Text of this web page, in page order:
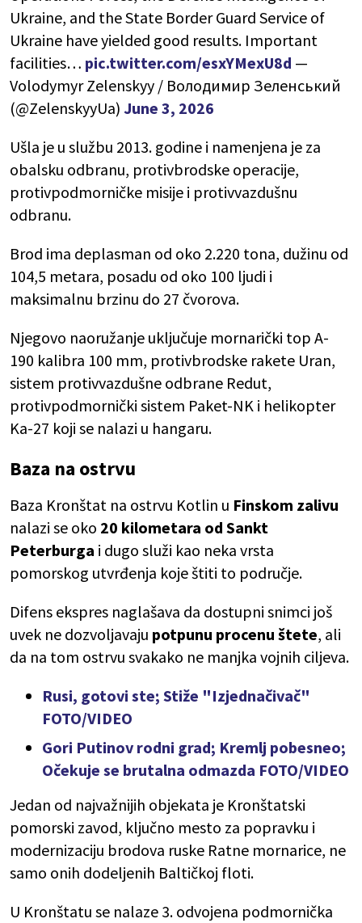
Ukraine, and the State Border Guard Service of
Ukraine have yielded good results. Important
facilities… pic.twitter.com/esxYMexU8d —
Volodymyr Zelenskyy / Володимир Зеленський
(@ZelenskyyUa) June 3, 2026
Ušla je u službu 2013. godine i namenjena je za
obalsku odbranu, protivbrodske operacije,
protivpodmorničke misije i protivvazdušnu
odbranu.
Brod ima deplasman od oko 2.220 tona, dužinu od
104,5 metara, posadu od oko 100 ljudi i
maksimalnu brzinu do 27 čvorova.
Njegovo naoružanje uključuje mornarički top A-
190 kalibra 100 mm, protivbrodske rakete Uran,
sistem protivvazdušne odbrane Redut,
protivpodmornički sistem Paket-NK i helikopter
Ka-27 koji se nalazi u hangaru.
Baza na ostrvu
Baza Kronštat na ostrvu Kotlin u Finskom zalivu
nalazi se oko 20 kilometara od Sankt
Peterburga i dugo služi kao neka vrsta
pomorskog utvrđenja koje štiti to područje.
Difens ekspres naglašava da dostupni snimci još
uvek ne dozvoljavaju potpunu procenu štete, ali
da na tom ostrvu svakako ne manjka vojnih ciljeva.
Rusi, gotovi ste; Stiže "Izjednačivač"
FOTO/VIDEO
Gori Putinov rodni grad; Kremlj pobesneo;
Očekuje se brutalna odmazda FOTO/VIDEO
Jedan od najvažnijih objekata je Kronštatski
pomorski zavod, ključno mesto za popravku i
modernizaciju brodova ruske Ratne mornarice, ne
samo onih dodeljenih Baltičkoj floti.
U Kronštatu se nalaze 3. odvojena podmornička